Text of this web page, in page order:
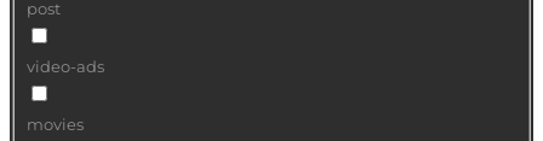
post
video-ads
movies